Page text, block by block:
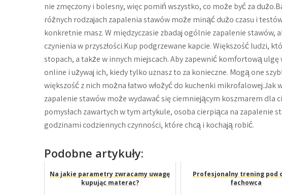
nie zmęczony i bolesny, więc pomiń wszystko, co może być za
różnych rodzajach zapalenia stawów może minąć dużo czasu i
konkretnie masz. W międzyczasie zbadaj ogólnie zapalenie stawów,
czynienia w przyszłości.Kup podgrzewane kapcie. Większość ludzi,
stopach, a także w innych miejscach. Aby zapewnić komfortową
online i używaj ich, kiedy tylko uznasz to za konieczne. Mogą one
większość z nich można łatwo włożyć do kuchenki
zapalenie stawów może wydawać się ciemniejącym koszmarem dla
pomysłach zawartych w tym artykule, osoba cierpiąca na zapalenie
godzinami codziennych czynności, które chcą i kochają robić.
Podobne artykuły:
Na jakie parametry zwracamy uwagę
kupując materac?
Profesjonalny trening pod
fachowca